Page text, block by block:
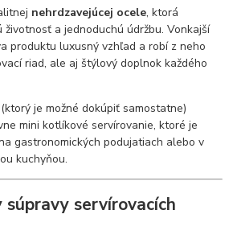
nehrdzavejúcej ocele, ktorá
a jednoduchú údržbu. Vonkajší
produktu luxusný vzhľad a robí z neho
riad, ale aj štýlový doplnok každého
je možné dokúpiť samostatne)
mini kotlíkové servírovanie, ktoré je
gastronomických podujatiach alebo v
kuchyňou.
servírovacích